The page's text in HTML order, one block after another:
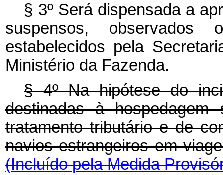
§ 3º Será dispensada a
suspensos,
estabelecidos pela
Ministério da Fazenda.
§ 4º Na hipótese do
destinadas à
tratamento tributário e de
navios estrangeiros em
(Incluído pela Medida